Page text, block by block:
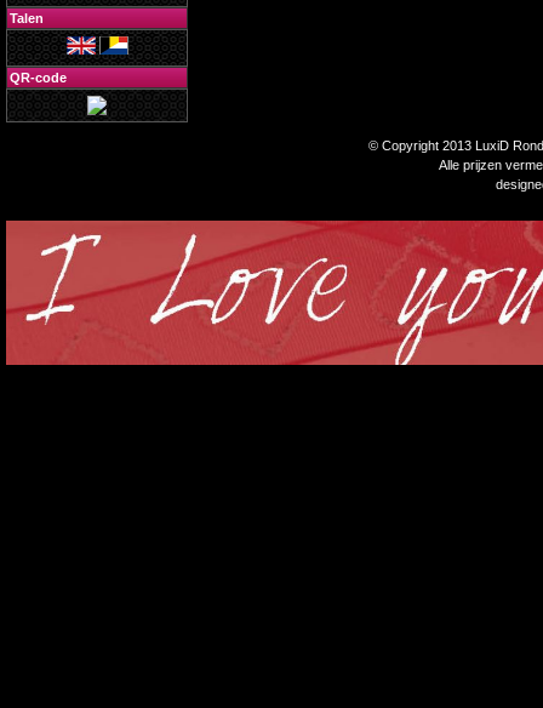
Talen
QR-code
© Copyright 2013 LuxiD
Alle prijzen